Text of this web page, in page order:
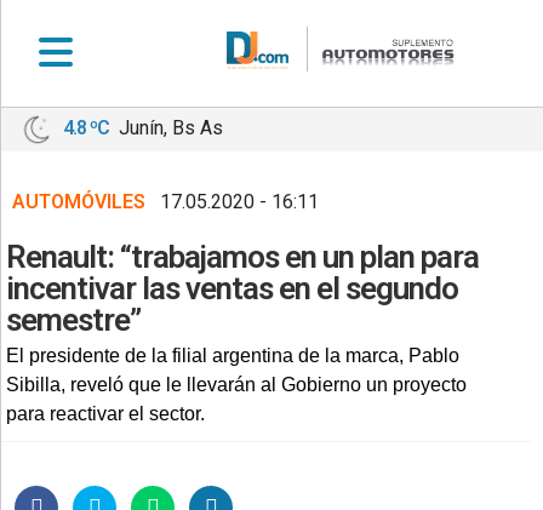
•
•
•
NACIONALES
NOTICIAS
VARIAS
4.8 ºC Junín, Bs As
AUTOMÓVILES 17.05.2020 - 16:11
Renault: “trabajamos en un plan para
incentivar las ventas en el segundo
semestre”
El presidente de la filial argentina de la marca, Pablo
Sibilla, reveló que le llevarán al Gobierno un proyecto
para reactivar el sector.